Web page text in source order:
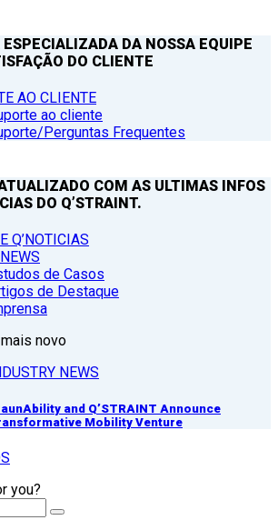
DA NOSSA EQUIPE
DO CLIENTE
AO CLIENTE
ao cliente
Perguntas Frequentes
COM AS ULTIMAS INFOS
DO Q’STRAINT.
Q’NOTICIAS
de Casos
de Destaque
novo
NEWS
and Q’STRAINT Announce
Mobility Venture
you?